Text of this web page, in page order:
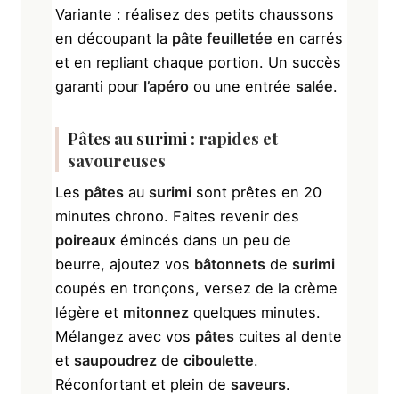
Variante : réalisez des petits chaussons
en découpant la pâte feuilletée en carrés
et en repliant chaque portion. Un succès
garanti pour l’apéro ou une entrée salée.
Pâtes au surimi : rapides et
savoureuses
Les pâtes au surimi sont prêtes en 20
minutes chrono. Faites revenir des
poireaux émincés dans un peu de
beurre, ajoutez vos bâtonnets de surimi
coupés en tronçons, versez de la crème
légère et mitonnez quelques minutes.
Mélangez avec vos pâtes cuites al dente
et saupoudrez de ciboulette.
Réconfortant et plein de saveurs.